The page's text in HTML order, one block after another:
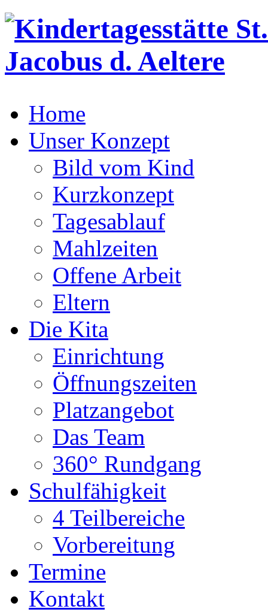
Home
Unser Konzept
Bild vom Kind
Kurzkonzept
Tagesablauf
Mahlzeiten
Offene Arbeit
Eltern
Die Kita
Einrichtung
Öffnungszeiten
Platzangebot
Das Team
360° Rundgang
Schulfähigkeit
4 Teilbereiche
Vorbereitung
Termine
Kontakt